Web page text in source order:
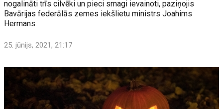
nogalināti trīs cilvēki un pieci smagi ievainoti, paziņojis
Bavārijas federālās zemes iekšlietu ministrs Joahims
Hermans.
25. jūnijs, 2021, 21:17